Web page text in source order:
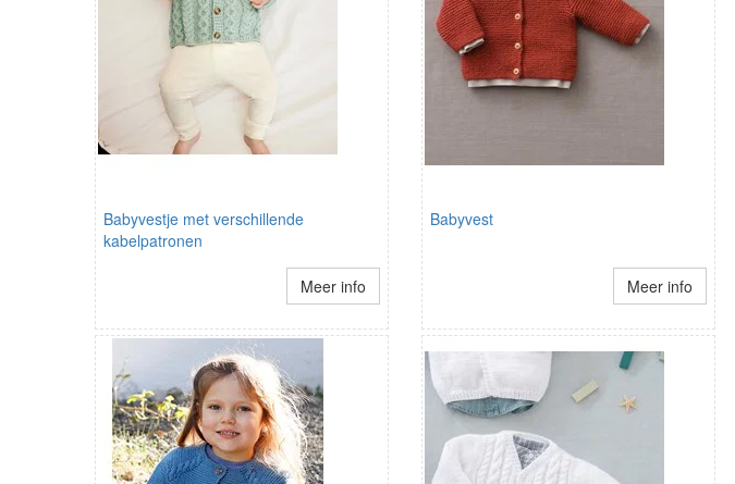
Babyvestje met verschillende
kabelpatronen
Meer info
Babyvest
Meer info